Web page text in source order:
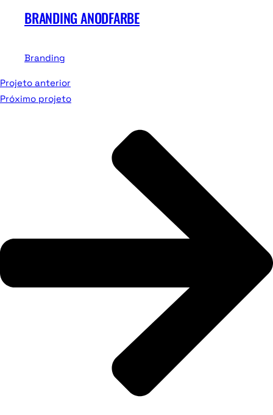
BRANDING ANODFARBE
Branding
Projeto anterior
Próximo projeto